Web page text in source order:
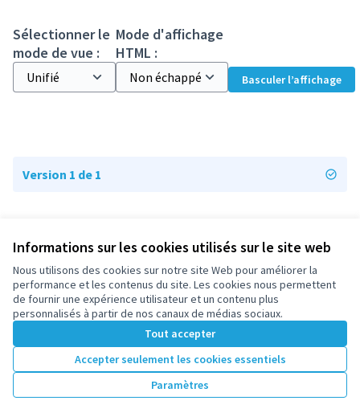
Informations sur les cookies utilisés sur le site web
Nous utilisons des cookies sur notre site Web pour améliorer la
performance et les contenus du site. Les cookies nous permettent
de fournir une expérience utilisateur et un contenu plus
personnalisés à partir de nos canaux de médias sociaux.
Tout accepter
Accepter seulement les cookies essentiels
Paramètres
Sélectionner le
mode de vue :
Mode d'affichage
HTML :
Basculer l’affichage
Version 1 de 1
Conditions d'utilisation
Paramètres des cookies
participez.nanterre.fr sur X
(Lien externe)
participez.nanterre.fr sur Facebook
participez.nanterre.fr sur Instagram
participez.nanterre.fr sur YouTube
(Lien externe)
participez.nanterre.fr sur GitHub
(Lien externe)
Site réalisé grâce aulogiciel libre Decidim .
Licence
(Lien